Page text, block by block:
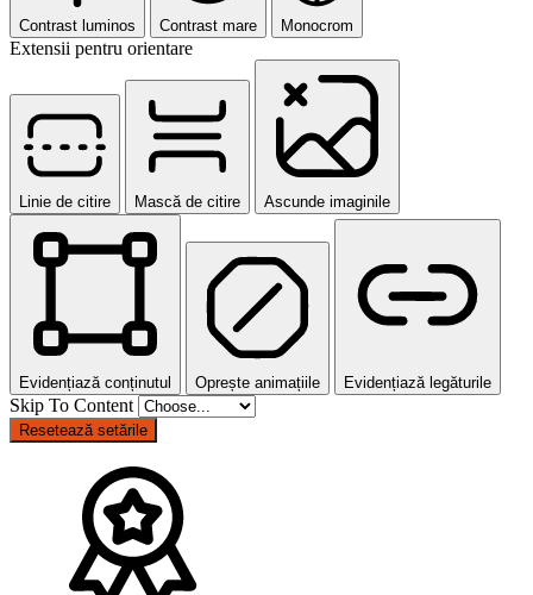
Contrast luminos Contrast mare Monocrom
Extensii pentru orientare
Linie de citire Mască de citire Ascunde imaginile
Evidențiază conținutul Oprește animațiile Evidențiază legăturile
Skip To Content
Resetează setările